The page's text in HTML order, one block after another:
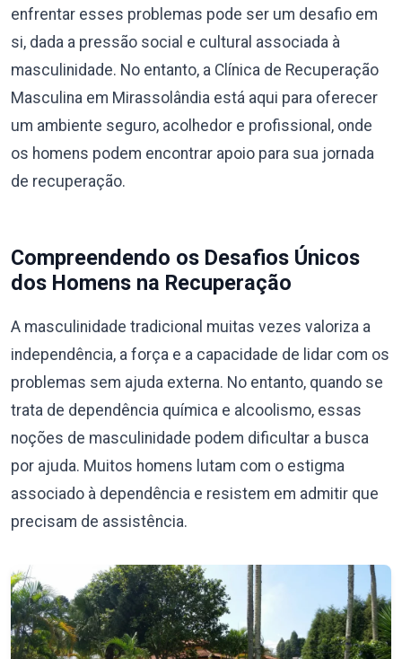
enfrentar esses problemas pode ser um desafio em
si, dada a pressão social e cultural associada à
masculinidade. No entanto, a Clínica de Recuperação
Masculina em Mirassolândia está aqui para oferecer
um ambiente seguro, acolhedor e profissional, onde
os homens podem encontrar apoio para sua jornada
de recuperação.
Compreendendo os Desafios Únicos
dos Homens na Recuperação
A masculinidade tradicional muitas vezes valoriza a
independência, a força e a capacidade de lidar com os
problemas sem ajuda externa. No entanto, quando se
trata de dependência química e alcoolismo, essas
noções de masculinidade podem dificultar a busca
por ajuda. Muitos homens lutam com o estigma
associado à dependência e resistem em admitir que
precisam de assistência.